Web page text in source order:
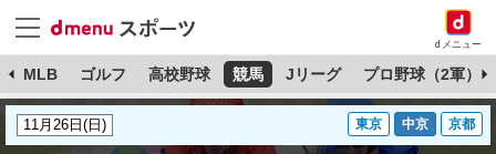
dメニュー
MLB ゴルフ 高校野球 競馬 Jリーグ プロ野球（2軍）
東京 中京 京都